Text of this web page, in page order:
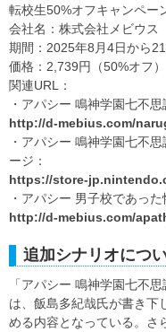
転校生50%オフキャンペー
会社名：株式会社メビウス
期間：2025年8月4日から
価格：2,739円（50%オフ）
関連URL：
・アパシー 鳴神学園七不思
http://d-mebius.com/
・アパシー 鳴神学園七不
ージ：
https://store-
・アパシー 男子校であっ
http://d-mebius.com/
追加シナリオにつ
「アパシー 鳴神学園七不
は、飯島多紀哉氏が書き下
める内容となっている。さ